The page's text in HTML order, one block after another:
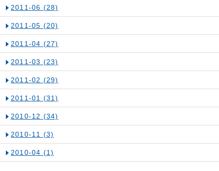
2011-06 (28)
2011-05 (20)
2011-04 (27)
2011-03 (23)
2011-02 (29)
2011-01 (31)
2010-12 (34)
2010-11 (3)
2010-04 (1)